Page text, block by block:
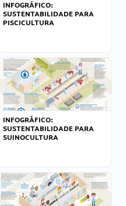
INFOGRÁFICO:
SUSTENTABILIDADE PARA
PISCICULTURA
INFOGRÁFICO:
SUSTENTABILIDADE PARA
SUINOCULTURA